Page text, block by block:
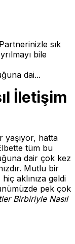
sık
bile
dai...
İletişim
yaşıyor, hatta
tüm bu
dair çok kez
Mutlu bir
aklınıza geldi
pek çok
Birbiriyle Nasıl